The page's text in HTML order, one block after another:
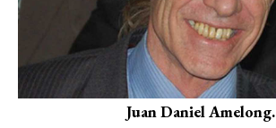
Juan Daniel Amelong.